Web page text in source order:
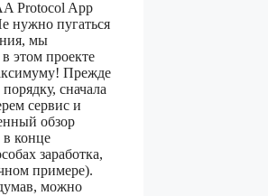
Protocol App
нужно пугаться
мы
этом проекте
Прежде
сначала
сервис и
обзор
конце
заработка,
примере).
можно